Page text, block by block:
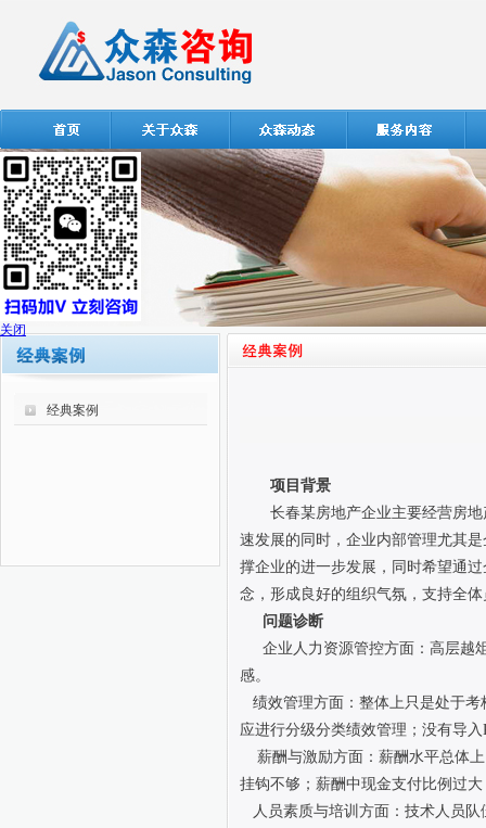
经典案例
项目背景
长春某房地产企业主要经营房
速发展的同时，企业内部管理尤其
撑企业的进一步发展，同时希望通
念，形成良好的组织气氛，支持全
问题诊断
企业人力资源管控方面：高层越
感。
绩效管理方面：整体上只是处于考
应进行分级分类绩效管理；没有导
薪酬与激励方面：薪酬水平总体
挂钩不够；薪酬中现金支付比例过
人员素质与培训方面：技术人员队
关闭